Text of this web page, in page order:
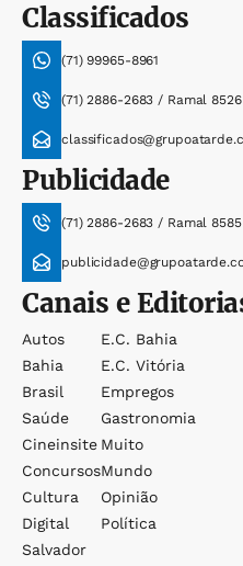
Classificados
(71) 99965-8961
(71) 2886-2683 / Ramal 8526
Publicidade
(71) 2886-2683 / Ramal
Canais e
Autos
Bahia
Brasil
Saúde
Cineinsite
Concursos
Cultura
Digital
Salvador
E.c. Bahia
E.c. Vitória
Empregos
Gastronomia
Muito
Mundo
Opinião
Política